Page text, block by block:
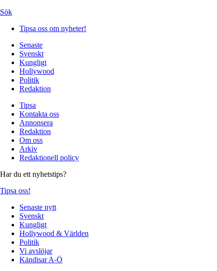
Sök
Tipsa oss om nyheter!
Senaste
Svenskt
Kungligt
Hollywood
Politik
Redaktion
Tipsa
Kontakta oss
Annonsera
Redaktion
Om oss
Arkiv
Redaktionell policy
Har du ett nyhetstips?
Tipsa oss!
Senaste nytt
Svenskt
Kungligt
Hollywood & Världen
Politik
Vi avslöjar
Kändisar A-Ö